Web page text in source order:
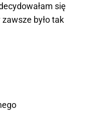
się
było tak